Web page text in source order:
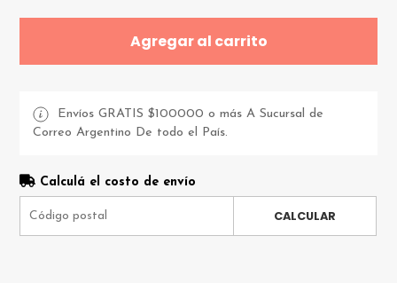
Agregar al carrito
Envíos GRATIS $100000 o más A Sucursal de
Correo Argentino De todo el País.
Calculá el costo de envío
CALCULAR